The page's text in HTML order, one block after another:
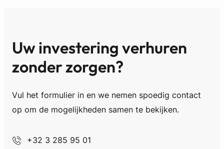
Uw investering verhuren
zonder zorgen?
Vul het formulier in en we nemen spoedig contact
op om de mogelijkheden samen te bekijken.
+32 3 285 95 01